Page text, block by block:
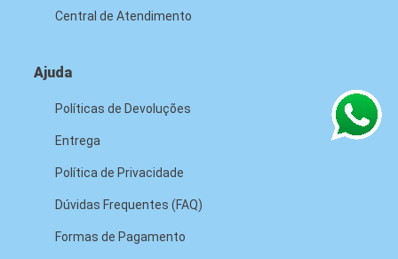
Central de Atendimento
Ajuda
Políticas de Devoluções
Entrega
Política de Privacidade
Dúvidas Frequentes (FAQ)
Formas de Pagamento